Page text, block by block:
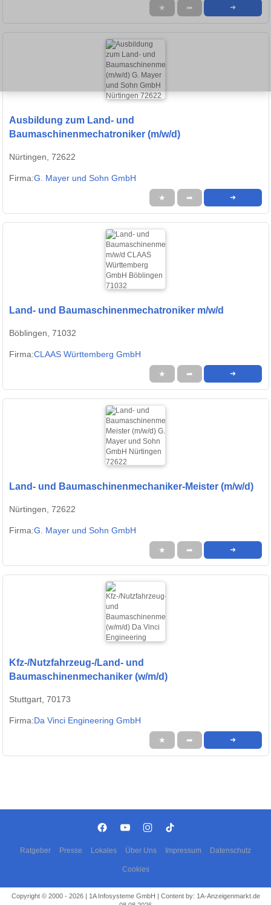
★ ➦ ➜
Ausbildung zum Land- und
Baumaschinenmechatroniker (m/w/d)
Nürtingen, 72622
Firma:G. Mayer und Sohn GmbH
★ ➦ ➜
Land- und Baumaschinenmechatroniker m/w/d
Böblingen, 71032
Firma:CLAAS Württemberg GmbH
★ ➦ ➜
Land- und Baumaschinenmechaniker-Meister (m/w/d)
Nürtingen, 72622
Firma:G. Mayer und Sohn GmbH
★ ➦ ➜
Kfz-/Nutzfahrzeug-/Land- und
Baumaschinenmechaniker (w/m/d)
Stuttgart, 70173
Firma:Da Vinci Engineering GmbH
★ ➦ ➜
Ratgeber Presse Lokales Über Uns Impressum Datenschutz
Cookies
Copyright © 2000 - 2026 | 1A Infosysteme GmbH | Content by: 1A-Anzeigenmarkt.de